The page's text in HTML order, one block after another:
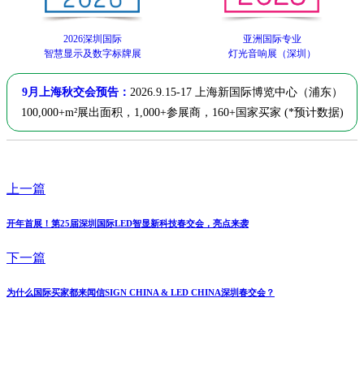
2026深圳国际
智慧显示及数字标牌展
亚洲国际专业
灯光音响展（深圳）
9月上海秋交会预告： 2026.9.15-17 上海新国际博览中心（浦东）
100,000+m²展出面积，1,000+参展商，160+国家买家 (*预计数据)
上一篇
开年首展！第25届深圳国际LED智显新科技春交会，亮点来袭
下一篇
为什么国际买家都来闻信SIGN CHINA & LED CHINA深圳春交会？